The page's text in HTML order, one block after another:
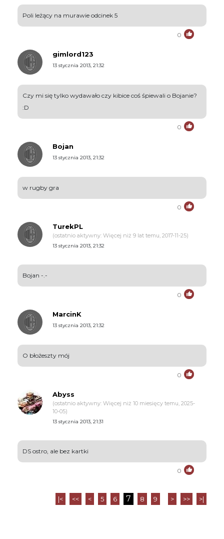
Poli leżący na murawie odcinek 5
0
gimlord123
13 stycznia 2013, 21:32
Czy mi się tylko wydawało czy kibice coś śpiewali o Bojanie?
:D
0
Bojan
13 stycznia 2013, 21:32
w rugby gra
0
TurekPL
(ostatnio aktywny: Więcej niż 9 lat temu, 2017-11-25)
13 stycznia 2013, 21:32
Bojan -.-
0
MarcinK
13 stycznia 2013, 21:32
O błożeszty mój
0
Abyss
(ostatnio aktywny: Więcej niż 10 miesięcy temu, 2025-
10-05)
13 stycznia 2013, 21:31
DS ostro, ale bez kartki
0
|< << < 5 6 7 8 9 > >> >|